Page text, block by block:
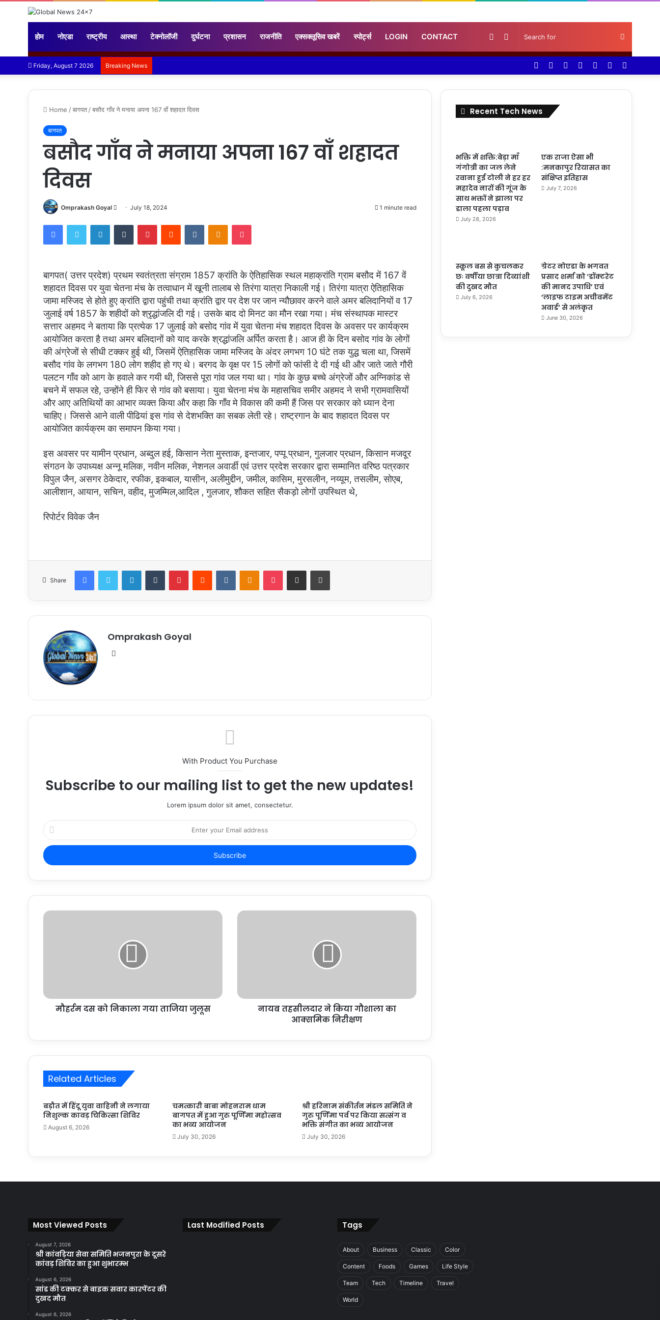
होम नोएडा राष्ट्रीय आस्था टेक्नोलॉजी दुर्घटना प्रशासन राजनीति एक्सक्लूसिव खबरें स्पोर्ट्स LOGIN CONTACT Search
for
Sidebar
Random
Friday, August 7 2026 Breaking News
Random
Log
Instagram
YouTube
Twitter
Facebook
Home /बागपत /बसौद गाँव ने मनाया अपना 167 वाँ शहादत दिवस
बागपत
बसौद गाँव ने मनाया अपना 167 वाँ शहादत
दिवस
Omprakash Goyal
Send
email
July 18, 2024 1 minute read
FacebookTwitter LinkedInTumblr PinterestReddit VKontakteOdnoklassniki
Pocket
बागपत( उत्तर प्रदेश) प्रथम स्वतंत्रता संग्राम 1857 क्रांति के ऐतिहासिक स्थल महाक्रांति ग्राम बसौद में 167 वें
शहादत दिवस पर युवा चेतना मंच के तत्वाधान में खूनी तालाब से तिरंगा यात्रा निकाली गई। तिरंगा यात्रा ऐतिहासिक
जामा मस्जिद से होते हुए क्रांति द्वारा पहुंची तथा क्रांति द्वार पर देश पर जान न्यौछावर करने वाले अमर बलिदानियों व 17
जुलाई वर्ष 1857 के शहीदों को श्रृद्धांजलि दी गई। उसके बाद दो मिनट का मौन रखा गया। मंच संस्थापक मास्टर
सत्तार अहमद ने बताया कि प्रत्येक 17 जुलाई को बसोद गांव में युवा चेतना मंच शहादत दिवस के अवसर पर कार्यक्रम
आयोजित करता है तथा अमर बलिदानों को याद करके श्रद्धांजलि अर्पित करता है। आज ही के दिन बसोद गांव के लोगों
की अंग्रेजों से सीधी टक्कर हुई थी, जिसमें ऐतिहासिक जामा मस्जिद के अंदर लगभग 10 घंटे तक युद्ध चला था, जिसमें
बसौद गांव के लगभग 180 लोग शहीद हो गए थे। बरगद के वृक्ष पर 15 लोगों को फांसी दे दी गई थी और जाते जाते गौरी
पलटन गाँव को आग के हवाले कर गयी थी, जिससे पूरा गांव जल गया था। गांव के कुछ बच्चे अंग्रेजों और अग्निकांड से
बचने में सफल रहे, उन्होंने ही फिर से गांव को बसाया। युवा चेतना मंच के महासचिव समीर अहमद ने सभी ग्रामवासियों
और आए अतिथियों का आभार व्यक्त किया और कहा कि गाँव मे विकास की कमी हैं जिस पर सरकार को ध्यान देना
चाहिए। जिससे आने वाली पीढियां इस गांव से देशभक्ति का सबक लेती रहे। राष्ट्रगान के बाद शहादत दिवस पर
आयोजित कार्यक्रम का समापन किया गया।
इस अवसर पर यामीन प्रधान, अब्दुल हई, किसान नेता मुस्ताक, इन्तजार, पप्पू प्रधान, गुलजार प्रधान, किसान मजदूर
संगठन के उपाध्यक्ष अन्नू मलिक, नवीन मलिक, नेशनल अवार्डी एवं उत्तर प्रदेश सरकार द्वारा सम्मानित वरिष्ठ पत्रकार
विपुल जैन, असगर ठेकेदार, रफीक, इकबाल, यासीन, अलीमुद्दीन, जमील, कासिम, मुरसलीन, नय्यूम, तसलीम, सोएब,
आलीशान, आयान, सचिन, वहीद, मुजम्मिल,आदिल , गुलजार, शौकत सहित सैकड़ो लोगों उपस्थित थे,
रिपोर्टर विवेक जैन
Share
FacebookTwitter LinkedInTumblr PinterestReddit VKontakteOdnoklassniki
Pocket Share via Email Print
Omprakash Goyal
Website
With Product You Purchase
Subscribe to our mailing list to get the new updates!
Lorem ipsum dolor sit amet, consectetur.
Enter
your
Email
address
मौहर्रम दस को निकाला गया ताजिया जुलूस
नायब तहसीलदार ने किया गौशाला का
आक्समिक निरीक्षण
Related Articles
बड़ौत में हिंदू युवा वाहिनी ने लगाया
निशुल्क कावड़ चिकित्सा शिविर
August 6, 2026
चमत्कारी बाबा मोहनराम धाम
बागपत में हुआ गुरु पूर्णिमा महोत्सव
का भव्य आयोजन
July 30, 2026
श्री हरिनाम संकीर्तन मंडल समिति ने
गुरु पूर्णिमा पर्व पर किया सत्संग व
भक्ति संगीत का भव्य आयोजन
July 30, 2026
Recent Tech News
भक्ति में शक्ति:बेड़ा माँ
गंगोत्री का जल लेने
रवाना हुई टोली ने हर हर
महादेव नारों की गूंज के
साथ भक्तों ने झाला पर
डाला पहला पड़ाव
July 28, 2026
एक राजा ऐसा भी
:मनकापुर रियासत का
संक्षिप्त इतिहास
July 7, 2026
स्कूल बस से कुचलकर
छः वर्षीया छात्रा दिव्यांशी
की दुखद मौत
July 6, 2026
ग्रेटर नोएडा के भगवत
प्रसाद शर्मा को ‘डॉक्टरेट
की मानद उपाधि’ एवं
‘लाइफ टाइम अचीवमेंट
अवार्ड’ से अलंकृत
June 30, 2026
Most Viewed Posts
August 7, 2026
श्री कांवड़िया सेवा समिति भजनपुरा के दूसरे
कांवड़ शिविर का हुआ शुभारम्भ
August 6, 2026
सांड की टक्कर से बाइक सवार कारपेंटर की
दुखद मौत
August 6, 2026
Last Modified Posts Tags
About Business Classic Color
Content Foods Games Life Style
Team Tech Timeline Travel
World